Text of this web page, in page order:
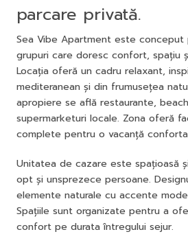
parcare privată.
Sea Vibe Apartment este conceput
grupuri care doresc confort, spațiu
Locația oferă un cadru relaxant,
mediteranean și din frumusețea
apropiere se află restaurante,
supermarketuri locale. Zona oferă
complete pentru o vacanță
Unitatea de cazare este spațioasă
opt și unsprezece persoane.
elemente naturale cu accente
Spațiile sunt organizate pentru a
confort pe durata întregului sejur.